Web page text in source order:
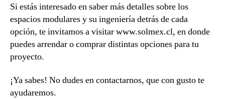
Si estás interesado en saber más detalles sobre los
espacios modulares y su ingeniería detrás de cada
opción, te invitamos a visitar www.solmex.cl, en donde
puedes arrendar o comprar distintas opciones para tu
proyecto.
¡Ya sabes! No dudes en contactarnos, que con gusto te
ayudaremos.